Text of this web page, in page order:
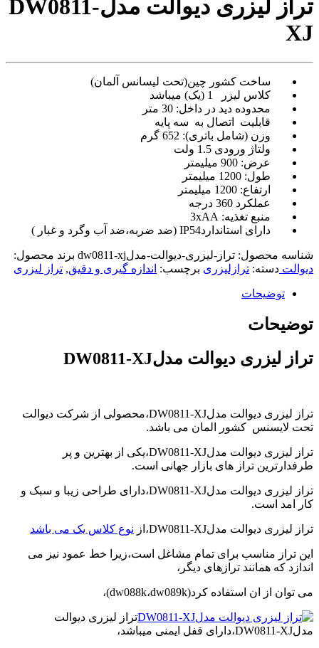
video
xxxx
com
glasses
chinese
teen
raped
hotel
room
sunny
kolkata
ff
xxx
american
video
japanese
family
son
girl
fake
tits
bell
peaks
in
my
wife
sister
sucks
my
dick
تراز لیزری دیوالت مدلDW0811-
XJ
ساخت کشور چین(تحت لیسانس آلمان)
کلاس لیزر 1 (یک) میباشد
محدوده دید در داخل: 30 متر
قابلیت
اتصال به سه پایه
وزن (شامل باتری): 652 گرم
ولتاژ ورودی 1.5 ولت
عرض: 900 میلیمتر
طول: 1200 میلیمتر
ارتفاع: 1200 میلیمتر
عملکرد 360 درجه
منبع تغذیه: 3xAA
دارای استانداردIP54 (ضد ضربه،ضد آب وگرد و غبار )
شناسه محصول: تراز-لیزری-دیوالت-مدلdw0811-xj
برند محصول:
دیوالت دسته: ترازلیزری برچسب: اندازه گیری و دقیق, تراز لیزری
توضیحات
توضیحات
تراز لیزری دیوالت مدلDW0811-XJ
تراز لیزری دیوالت مدلDW0811-XJ،محصولی از شرکت دیوالت
تحت لایسنس کشور المان می باشد.
تراز لیزری دیوالت مدلDW0811-XJ،یکی از بهترین و پر
طرفدارترین تراز های بازار جهانی است.
تراز لیزری دیوالت مدلDW0811-XJ،دارای طراحی زیبا و سبک و
کار امد است.
تراز لیزری دیوالت مدلDW0811-XJ،از نوع کلاس یک می باشد
این تراز مناسب برای تمام مشاغل است،زیرا خط عمود نیز می
اندازد که همانند ترازهای دیگر،
می توان از ان استفاده کرد(dw088k،dw089k)،
تراز لیزری دیوالت
مدلDW0811-XJ،دارای قفل ایمنی میباشد،